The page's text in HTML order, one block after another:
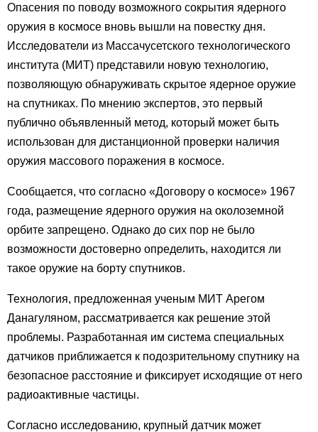
Опасения по поводу возможного сокрытия ядерного
оружия в космосе вновь вышли на повестку дня.
Исследователи из Массачусетского технологического
института (МИТ) представили новую технологию,
позволяющую обнаруживать скрытое ядерное оружие
на спутниках. По мнению экспертов, это первый
публично объявленный метод, который может быть
использован для дистанционной проверки наличия
оружия массового поражения в космосе.
Сообщается, что согласно «Договору о космосе» 1967
года, размещение ядерного оружия на околоземной
орбите запрещено. Однако до сих пор не было
возможности достоверно определить, находится ли
такое оружие на борту спутников.
Технология, предложенная ученым МИТ Арегом
Данагуляном, рассматривается как решение этой
проблемы. Разработанная им система специальных
датчиков приближается к подозрительному спутнику на
безопасное расстояние и фиксирует исходящие от него
радиоактивные частицы.
Согласно исследованию, крупный датчик может